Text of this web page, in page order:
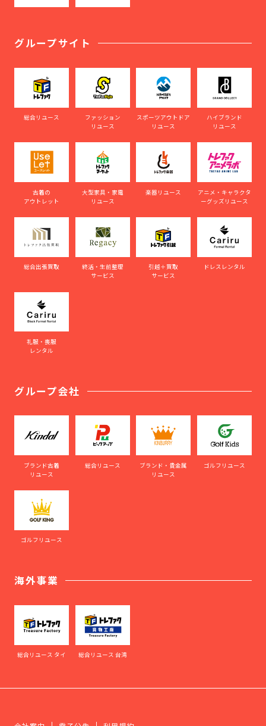
グループサイト
総合リユース
ファッション
リユース
スポーツアウトドア
リユース
ハイブランド
リユース
古着の
アウトレット
大型家具・家電
リユース
楽器リユース
アニメ・キャラクタ
ーグッズリユース
総合出張買取
終活・生前整理
サービス
引越＋買取
サービス
ドレスレンタル
礼服・喪服
レンタル
グループ会社
ブランド古着
リユース
総合リユース
ブランド・貴金属
リユース
ゴルフリユース
ゴルフリユース
海外事業
総合リユース タイ 総合リユース 台湾